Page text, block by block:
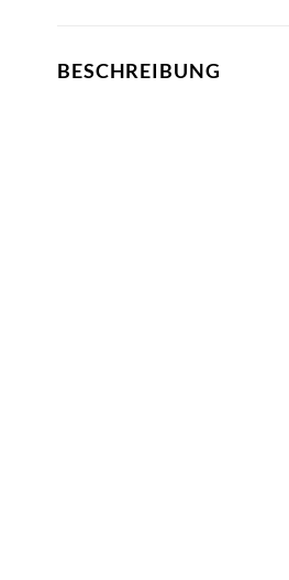
BESCHREIBUNG